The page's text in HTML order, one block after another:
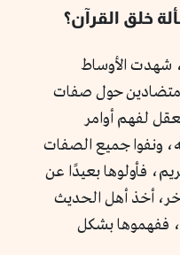
خلق القرآن؟
شهدت الأوساط
متضادين حول صفات
لفهم أوامر
ونفوا جميع الصفات
فأولوها بعيدًا عن
أخذ أهل الحديث
ففهموها بشكل